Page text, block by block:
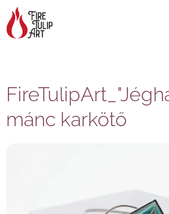
mánc karkötő